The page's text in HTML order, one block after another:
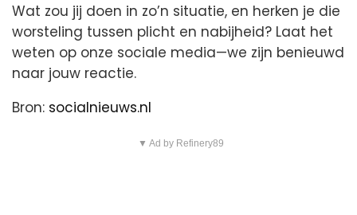
Wat zou jij doen in zo’n situatie, en herken je die
worsteling tussen plicht en nabijheid? Laat het
weten op onze sociale media—we zijn benieuwd
naar jouw reactie.
Bron: socialnieuws.nl
▼ Ad by Refinery89